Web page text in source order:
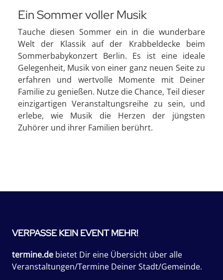
Ein Sommer voller Musik
Tauche diesen Sommer ein in die wunderbare
Welt der Klassik auf der Krabbeldecke beim
Sommerbabykonzert Berlin. Es ist eine ideale
Gelegenheit, Musik von einer ganz neuen Seite zu
erfahren und wertvolle Momente mit Deiner
Familie zu genießen. Nutze die Chance, Teil dieser
einzigartigen Veranstaltungsreihe zu sein, und
erlebe, wie Musik die Herzen der jüngsten
Zuhörer und ihrer Familien berührt.
VERPASSE KEIN EVENT MEHR!
termine.de bietet Dir eine Übersicht über alle
Veranstaltungen/Termine Deiner Stadt/Gemeinde.